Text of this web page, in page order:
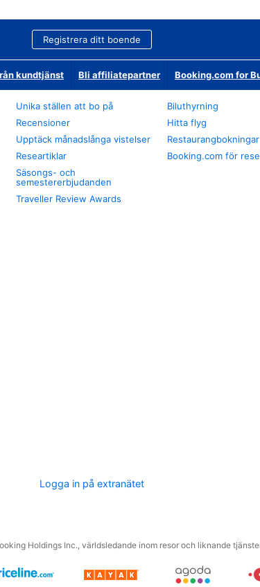
Registrera ditt boende
kundtjänst Bli affiliatepartner Booking.com for
Unika ställen att bo på
Recensioner
Upptäck månadslånga vistelser
Researtiklar
Säsongs- och
semestererbjudanden
Traveller Review Awards
Biluthyrning
Hitta flyg
Restaurangbokningar
Booking.com för
Logga in på extranätet
Holdings Inc., världsledande inom resor och liknande